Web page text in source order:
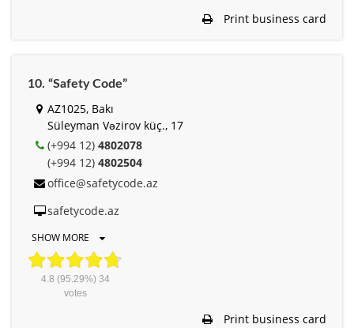
Print business card
10. “Safety Code”
AZ1025, Bakı
Süleyman Vəzirov küç., 17
(+994 12) 4802078
(+994 12) 4802504
office@safetycode.az
safetycode.az
SHOW MORE
4.8 (95.29%) 34
votes
Print business card